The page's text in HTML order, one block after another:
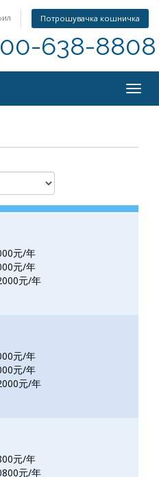
Потрошувачка кошничка
638-8808
元/年
元/年
元/年
元/年
元/年
元/年
元/年
元/年